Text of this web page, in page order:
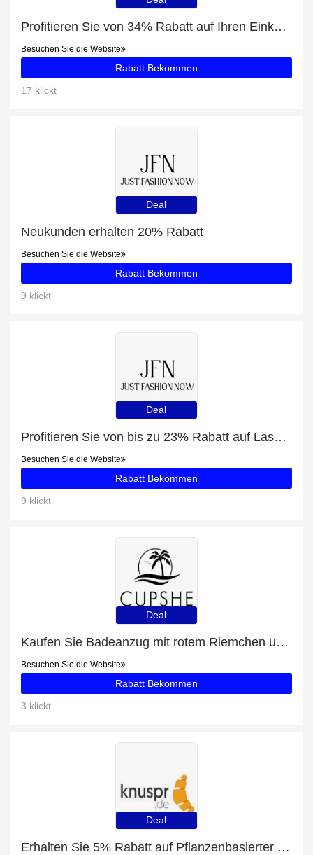
Profitieren Sie von 34% Rabatt auf Ihren Einkauf und erhalten Sie ein kostenloses Geschenk
Besuchen Sie die Website
Rabatt Bekommen
17 klickt
Deal
Neukunden erhalten 20% Rabatt
Besuchen Sie die Website
Rabatt Bekommen
9 klickt
Deal
Profitieren Sie von bis zu 23% Rabatt auf Lässig Meer Weit V-Ausschnitt Sweatshirt
Besuchen Sie die Website
Rabatt Bekommen
9 klickt
Deal
Kaufen Sie Badeanzug mit rotem Riemchen und Schnürung und erhalten Sie 27% Rabatt
Besuchen Sie die Website
Rabatt Bekommen
3 klickt
Deal
Erhalten Sie 5% Rabatt auf Pflanzenbasierter Vorratschrank